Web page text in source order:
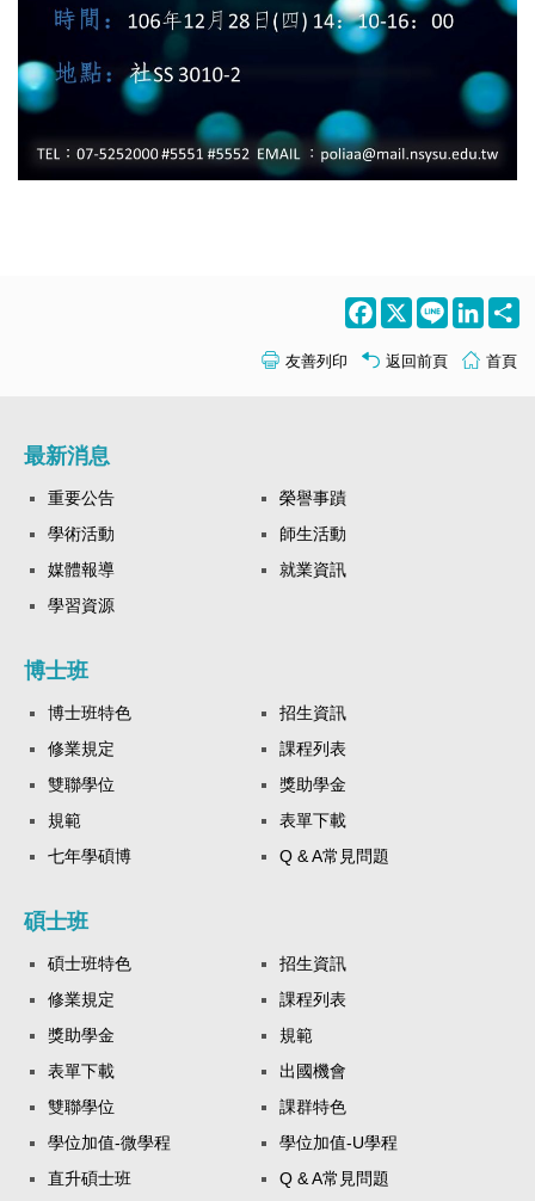
Facebook
X Line
友善列印 返回前頁 首頁
最新消息
重要公告
榮譽事蹟
學術活動
師生活動
媒體報導
就業資訊
學習資源
博士班
博士班特色
招生資訊
修業規定
課程列表
雙聯學位
獎助學金
規範
表單下載
七年學碩博
Q & A常見問題
碩士班
碩士班特色
招生資訊
修業規定
課程列表
獎助學金
規範
表單下載
出國機會
雙聯學位
課群特色
學位加值-微學程
學位加值-U學程
直升碩士班
Q & A常見問題